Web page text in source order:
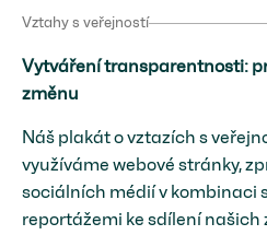
Vztahy s veřejností
Vytváření transparentnosti:
změnu
Náš plakát o vztazích s
využíváme webové stránky,
sociálních médií v kombinaci
reportážemi ke sdílení